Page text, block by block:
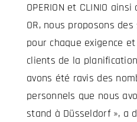
OPERION et CLINIO
OR, nous proposons
pour chaque exigence
clients de la
avons été ravis des
personnels que nous
stand à Düsseldorf », a